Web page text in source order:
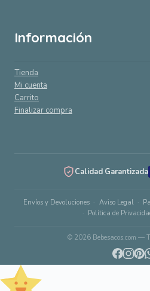
Información
Tienda
Mi cuenta
Carrito
Finalizar compra
Calidad Garantizada
Envíos y Devoluciones Aviso Legal
Política de
© 2026 Bebesacos.com —